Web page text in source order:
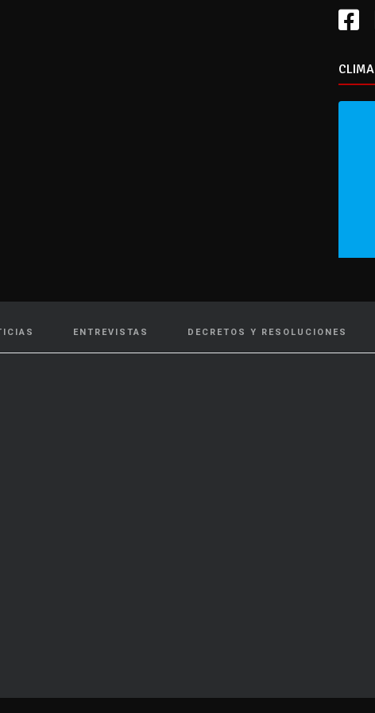
CLIMA
ENTREVISTAS DECRETOS Y RESOLUCIONES